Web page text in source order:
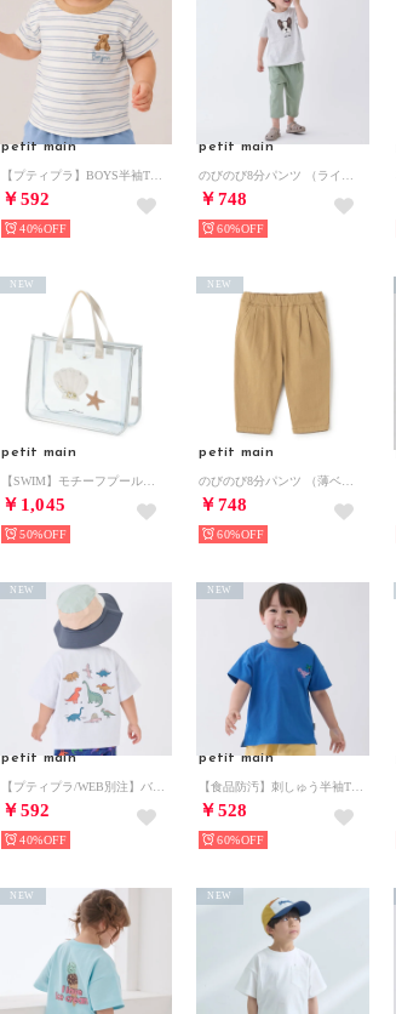
petit main
￥592
40%
petit main
￥748
60%
petit main
￥1,045
NEW
50%
petit main
￥748
NEW
60%
petit main
￥592
NEW
40%
petit main
￥528
NEW
60%
NEW NEW